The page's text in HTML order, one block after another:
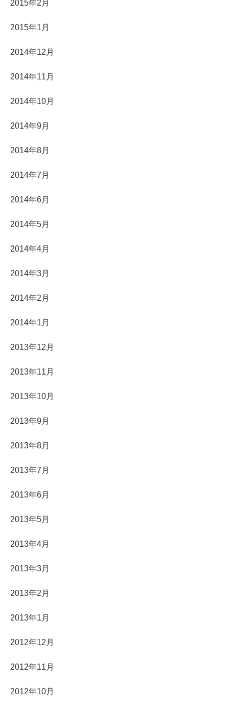
2015年2月
2015年1月
2014年12月
2014年11月
2014年10月
2014年9月
2014年8月
2014年7月
2014年6月
2014年5月
2014年4月
2014年3月
2014年2月
2014年1月
2013年12月
2013年11月
2013年10月
2013年9月
2013年8月
2013年7月
2013年6月
2013年5月
2013年4月
2013年3月
2013年2月
2013年1月
2012年12月
2012年11月
2012年10月